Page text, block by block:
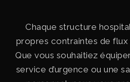
Chaque structure
propres contraintes de
Que vous souhaitiez
service d’urgence ou une